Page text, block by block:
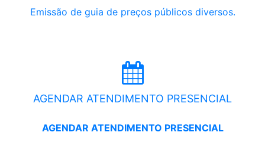
Emissão de guia de preços públicos diversos.
AGENDAR ATENDIMENTO PRESENCIAL
AGENDAR ATENDIMENTO PRESENCIAL